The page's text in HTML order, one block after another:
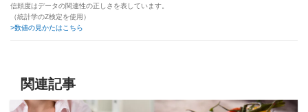
信頼度はデータの関連性の正しさを表しています。
（統計学のZ検定を使用）
>数値の見かたはこちら
関連記事